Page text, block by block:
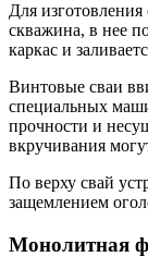
Для изготовления
скважина, в нее
каркас и
Винтовые сваи
специальных
прочности и
вкручивания
По верху свай
защемлением
Монолитная